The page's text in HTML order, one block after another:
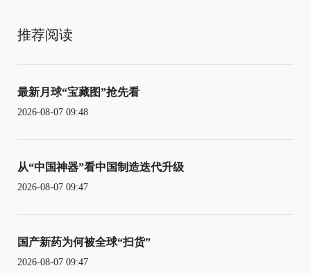
推荐阅读
最新月球“宝藏图”抢先看
2026-08-07 09:48
从“中国神器”看中国制造迭代升级
2026-08-07 09:47
国产新药为何被全球“扫货”
2026-08-07 09:47